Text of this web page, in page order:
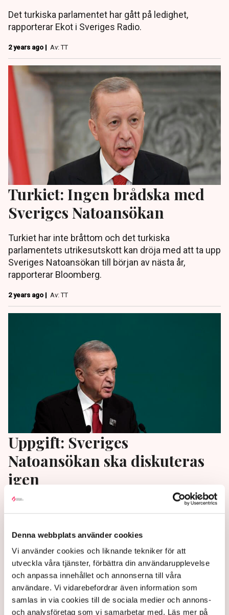
Denna webbplats använder cookies
Vi använder cookies och liknande tekniker för att
utveckla våra tjänster, förbättra din användarupplevelse
och anpassa innehållet och annonserna till våra
användare. Vi vidarebefordrar även information som
samlas in via cookies till de sociala medier och annons-
och analysföretag som vi samarbetar med. Läs mer på
Det turkiska parlamentet har gått på ledighet,
rapporterar Ekot i Sveriges Radio.
2 years ago | Av: TT
Turkiet: Ingen brådska med
Sveriges Natoansökan
Turkiet har inte bråttom och det turkiska
parlamentets utrikesutskott kan dröja med att ta upp
Sveriges Natoansökan till början av nästa år,
rapporterar Bloomberg.
2 years ago | Av: TT
Uppgift: Sveriges
Natoansökan ska diskuteras
igen
Turkiska utrikesutskottet ska återigen behandla
Sveriges Natoansökan vid ett möte under nästa
Levin.
2 years ago | Av: TT